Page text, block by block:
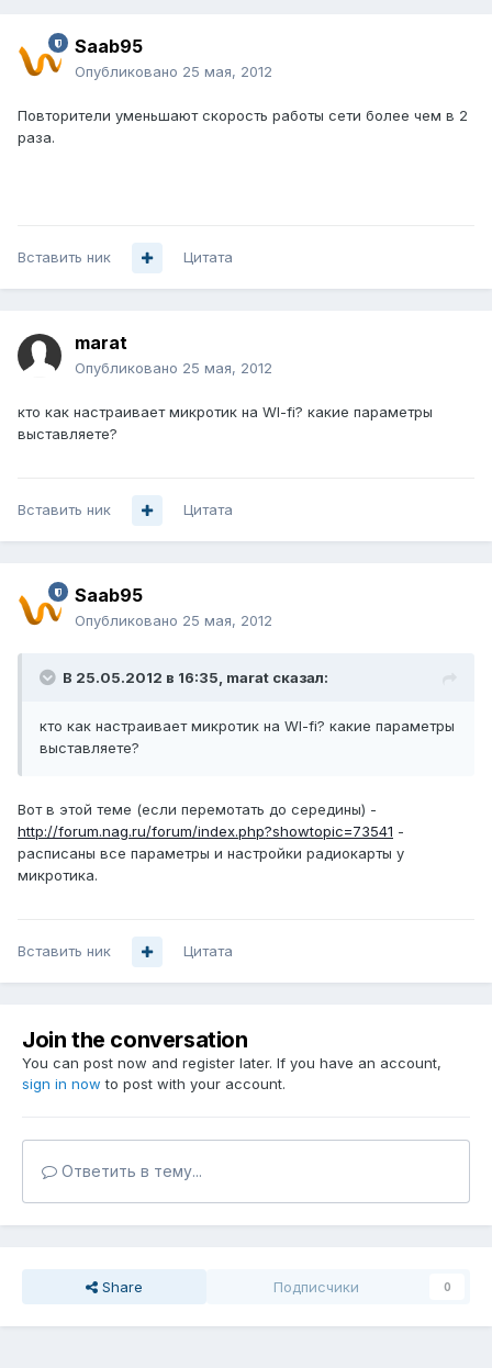
Saab95
Опубликовано 25 мая, 2012
Повторители уменьшают скорость работы сети более чем в 2
раза.
Вставить ник Цитата
marat
Опубликовано 25 мая, 2012
кто как настраивает микротик на WI-fi? какие параметры
выставляете?
Вставить ник Цитата
Saab95
Опубликовано 25 мая, 2012
В 25.05.2012 в 16:35, marat сказал:
кто как настраивает микротик на WI-fi? какие параметры
выставляете?
Вот в этой теме (если перемотать до середины) -
http://forum.nag.ru/forum/index.php?showtopic=73541 -
расписаны все параметры и настройки радиокарты у
микротика.
Вставить ник Цитата
Join the conversation
You can post now and register later. If you have an account,
sign in now to post with your account.
Ответить в тему...
Share Подписчики 0